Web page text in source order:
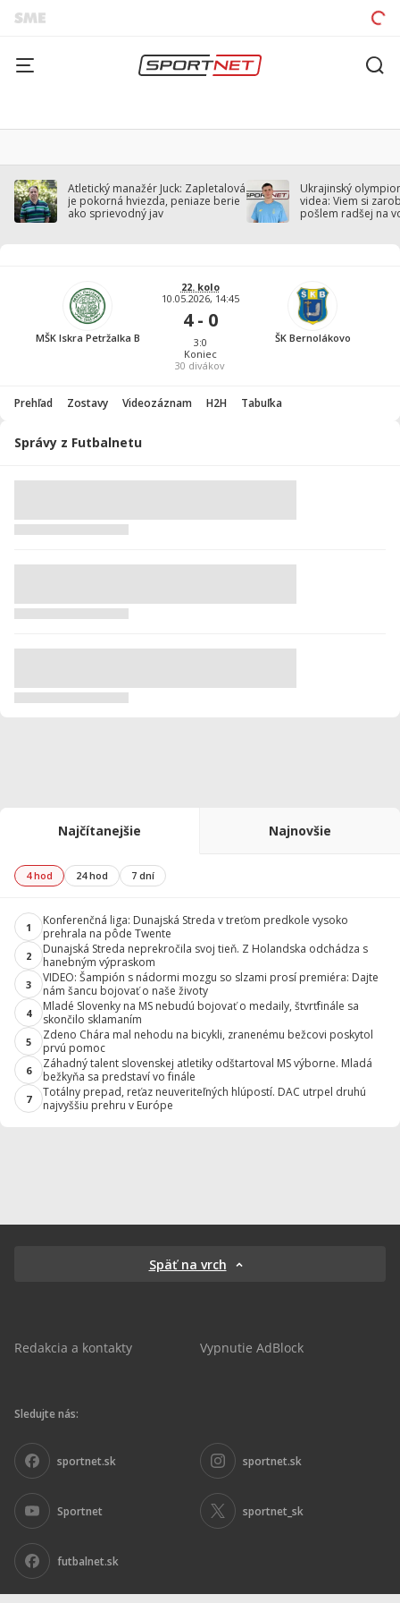
Atletický manažér Juck: Zapletalová
je pokorná hviezda, peniaze berie
ako sprievodný jav
Ukrajinský
videa: Viem si
pošlem radšej na
MŠK Iskra Petržalka B
22. kolo
10.05.2026, 14:45
4 - 0
3:0
Koniec
30 divákov
ŠK Bernolákovo
Prehľad Zostavy Videozáznam H2H Tabuľka
Správy z Futbalnetu
Najčítanejšie Najnovšie
4 hod 24 hod 7 dní
1
Konferenčná liga: Dunajská Streda v treťom predkole vysoko
prehrala na pôde Twente
2
Dunajská Streda neprekročila svoj tieň. Z Holandska odchádza s
hanebným výpraskom
3
VIDEO: Šampión s nádormi mozgu so slzami prosí premiéra: Dajte
nám šancu bojovať o naše životy
4
Mladé Slovenky na MS nebudú bojovať o medaily, štvrťfinále sa
skončilo sklamaním
5
Zdeno Chára mal nehodu na bicykli, zranenému bežcovi poskytol
prvú pomoc
6
Záhadný talent slovenskej atletiky odštartoval MS výborne. Mladá
bežkyňa sa predstaví vo finále
7
Totálny prepad, reťaz neuveriteľných hlúpostí. DAC utrpel druhú
najvyššiu prehru v Európe
Späť na vrch
Redakcia a kontakty Vypnutie AdBlock
Sledujte nás:
sportnet.sk sportnet.sk
Sportnet sportnet_sk
futbalnet.sk